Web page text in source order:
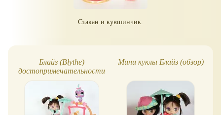
Стакан и кувшинчик.
Блайз (Blythe)
достопримечательности
-Токио, Япония
Мини куклы Блайз (обзор)